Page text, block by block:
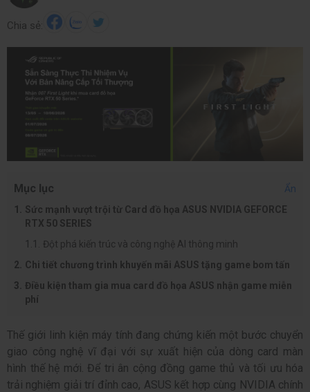
Chia sẻ:
Mục lục
Ẩn
Sức mạnh vượt trội từ Card đồ họa ASUS NVIDIA GEFORCE
RTX 50 SERIES
Đột phá kiến trúc và công nghệ AI thông minh
Chi tiết chương trình khuyến mãi ASUS tặng game bom tấn
Điều kiện tham gia mua card đồ họa ASUS nhận game miễn
phí
Thế giới linh kiện máy tính đang chứng kiến một bước chuyển
giao công nghệ vĩ đại với sự xuất hiện của dòng card màn
hình thế hệ mới. Để tri ân cộng đồng game thủ và tối ưu hóa
trải nghiệm giải trí đỉnh cao, ASUS kết hợp cùng NVIDIA chính